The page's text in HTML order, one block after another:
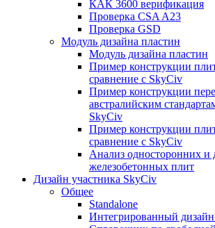
КАК 3600 верификация
Проверка CSA A23
Проверка GSD
Модуль дизайна пластин
Модуль дизайна пластин
Пример конструкции
сравнение с SkyCiv
Пример конструкции
австралийским
SkyCiv
Пример конструкции
сравнение с SkyCiv
Анализ односторонних и
железобетонных плит
Дизайн участника SkyCiv
Общее
Standalone
Интегрированный